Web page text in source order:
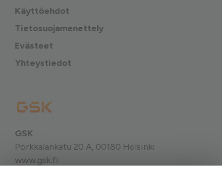
Käyttöehdot
Tietosuojamenettely
Evästeet
Yhteystiedot
GSK
Porkkalankatu 20 A, 00180 Helsinki
www.gsk.fi